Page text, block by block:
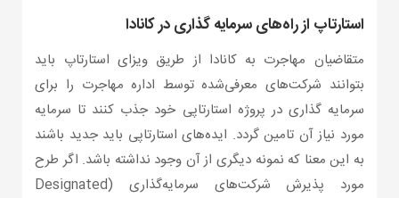
استارتاپ از راه‌های سرمایه گذاری در کانادا
متقاضیان مهاجرت به کانادا از طریق ویزای استارتاپ باید
بتوانند شرکت‌های معرفی‌شده توسط اداره مهاجرت را برای
سرمایه گذاری در پروژه استارتاپی خود جذب کنند تا سرمایه
مورد نیاز آن تامین گردد. ایده‌های استارتاپی باید جدید باشند
به این معنا که نمونه دیگری از آن وجود نداشته باشد. اگر طرح
مورد پذیرش شرکت‌های سرمایه‌گذاری (Designated